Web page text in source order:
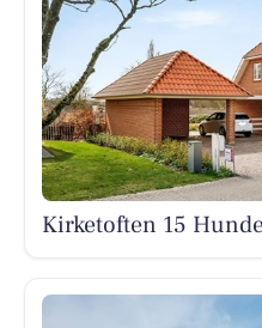
Kirketoften 15